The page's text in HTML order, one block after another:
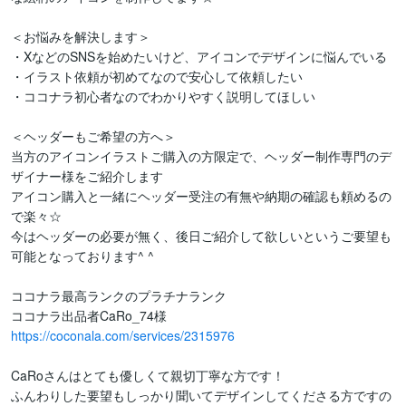
＜お悩みを解決します＞
・XなどのSNSを始めたいけど、アイコンでデザインに悩んでいる
・イラスト依頼が初めてなので安心して依頼したい
・ココナラ初心者なのでわかりやすく説明してほしい
＜ヘッダーもご希望の方へ＞
当方のアイコンイラストご購入の方限定で、ヘッダー制作専門のデ
ザイナー様をご紹介します
アイコン購入と一緒にヘッダー受注の有無や納期の確認も頼めるの
で楽々☆
今はヘッダーの必要が無く、後日ご紹介して欲しいというご要望も
可能となっております^ ^
ココナラ最高ランクのプラチナランク
https://coconala.com/services/2315976
CaRoさんはとても優しくて親切丁寧な方です！
ふんわりした要望もしっかり聞いてデザインしてくださる方ですの